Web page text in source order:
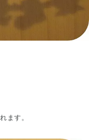
東京都 全域
ます。